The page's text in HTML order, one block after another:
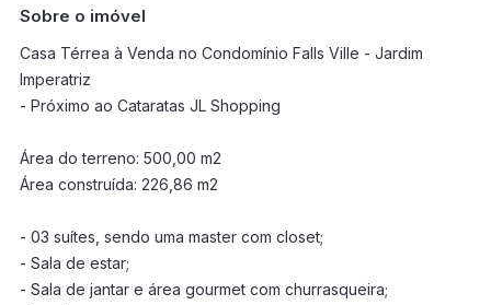
Sobre o imóvel
Casa Térrea à Venda no Condomínio Falls Ville - Jardim
Imperatriz
- Próximo ao Cataratas JL Shopping
Área do terreno: 500,00 m2
Área construída: 226,86 m2
- 03 suítes, sendo uma master com closet;
- Sala de estar;
- Sala de jantar e área gourmet com churrasqueira;